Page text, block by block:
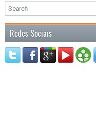
Redes Sociais